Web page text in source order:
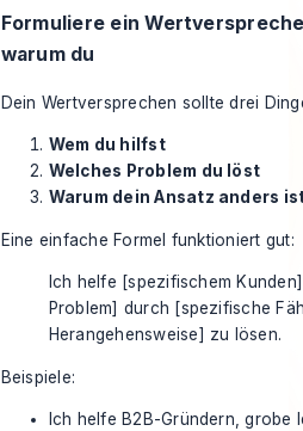
Formuliere ein
warum du
Dein Wertversprechen sollte drei
Wem du hilfst
Welches Problem du löst
Warum dein Ansatz anders
Eine einfache Formel funktioniert gut:
Ich helfe [spezifischem
Problem] durch [spezifische
Herangehensweise] zu lösen.
Beispiele:
Ich helfe B2B-Gründern, grobe